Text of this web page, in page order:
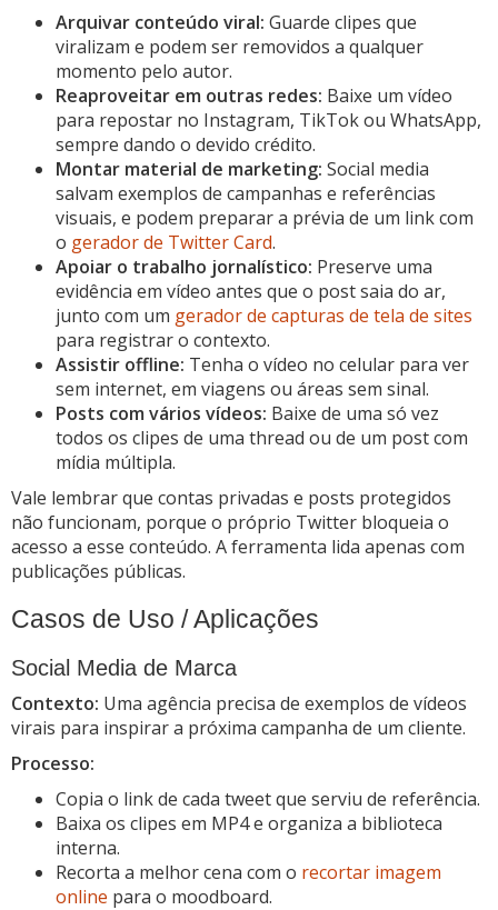
Arquivar conteúdo viral: Guarde clipes que
viralizam e podem ser removidos a qualquer
momento pelo autor.
Reaproveitar em outras redes: Baixe um vídeo
para repostar no Instagram, TikTok ou WhatsApp,
sempre dando o devido crédito.
Montar material de marketing: Social media
salvam exemplos de campanhas e referências
visuais, e podem preparar a prévia de um link com
o gerador de Twitter Card.
Apoiar o trabalho jornalístico: Preserve uma
evidência em vídeo antes que o post saia do ar,
junto com um gerador de capturas de tela de sites
para registrar o contexto.
Assistir offline: Tenha o vídeo no celular para ver
sem internet, em viagens ou áreas sem sinal.
Posts com vários vídeos: Baixe de uma só vez
todos os clipes de uma thread ou de um post com
mídia múltipla.
Vale lembrar que contas privadas e posts protegidos
não funcionam, porque o próprio Twitter bloqueia o
acesso a esse conteúdo. A ferramenta lida apenas com
publicações públicas.
Casos de Uso / Aplicações
Social Media de Marca
Contexto: Uma agência precisa de exemplos de vídeos
virais para inspirar a próxima campanha de um cliente.
Processo:
Copia o link de cada tweet que serviu de referência.
Baixa os clipes em MP4 e organiza a biblioteca
interna.
Recorta a melhor cena com o recortar imagem
online para o moodboard.